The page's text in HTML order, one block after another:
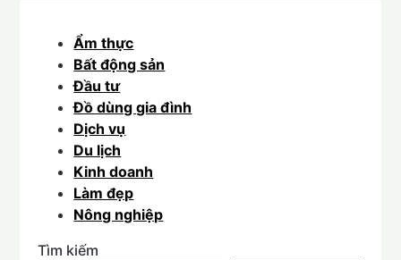
Ẩm thực
Bất động sản
Đầu tư
Đồ dùng gia đình
Dịch vụ
Du lịch
Kinh doanh
Làm đẹp
Nông nghiệp
Tìm kiếm